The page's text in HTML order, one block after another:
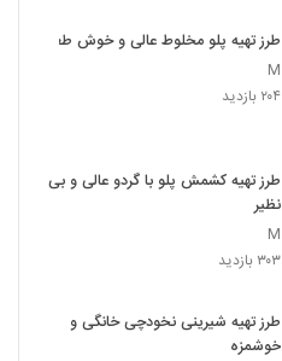
طرز تهیه پلو مخلوط عالی و خوش طعم
M
۲۰۴ بازدید
طرز تهیه کشمش پلو با گردو عالی و بی
نظیر
M
۳۰۳ بازدید
طرز تهیه شیرینی نخودچی خانگی و
خوشمزه